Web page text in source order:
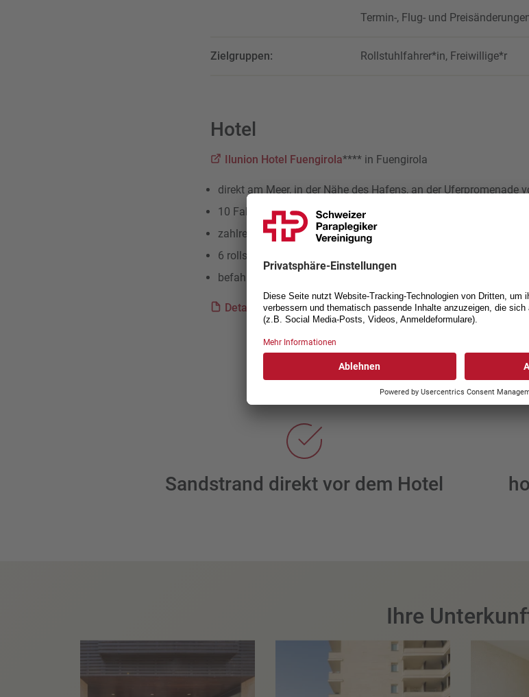
Termin-, Flug- und
Zielgruppen: Rollstuhlfahrer*in, Freiwillige*r
Hotel
Ilunion Hotel Fuengirola**** in Fuengirola
direkt am Meer, in der Nähe des Hafens, an der Uferpromenade
10 Fahrminuten zum Zentrum
zahlreiche Restaurants, Bars und Geschäfte in der unmittelbaren
6 rollstuhlgerechte Zweibettzimmer
befahrbare Duschen
Detaillierte Informationen über die Unterkunft herunterladen
Strand
Sandstrand direkt vor dem Hotel
Ihre